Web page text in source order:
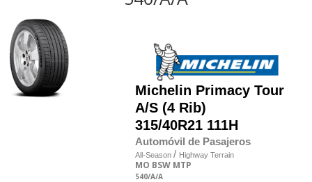
Michelin Primacy Tour
A/S (4 Rib)
315/40R21 111H
Automóvil de Pasajeros
All-Season / Highway Terrain
MO BSW MTP
540/A/A